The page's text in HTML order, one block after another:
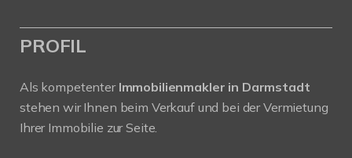
PROFIL
Als kompetenter Immobilienmakler in Darmstadt
stehen wir Ihnen beim Verkauf und bei der Vermietung
Ihrer Immobilie zur Seite.